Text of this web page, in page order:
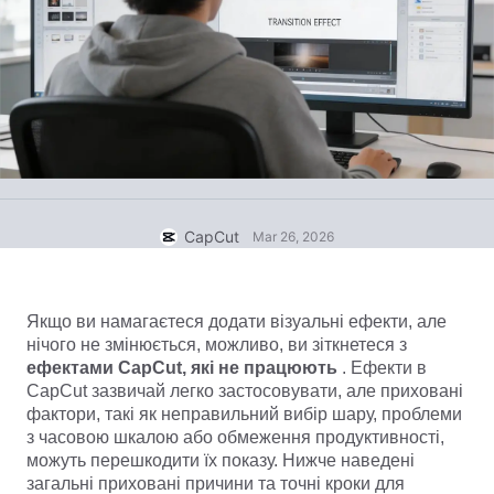
Текст й аудіо
Автоматичні субтитри
Розпізнавання мовлення
Голосове відтворення тексту
Покращення голосу
Зменшення шуму
Зображення
Маркетинг
Стиль життя й влоги
Ресурси
Тренди ринку
Популярний вибір
Тренди й поради щодо шаблонів
Більше
Шаблони для галузей
Центр довіри
Центр довідки
Відкрити CapCut
CapCut Mar 26, 2026
Якщо ви намагаєтеся додати візуальні ефекти, але
ефектами CapCut, які не працюють . Ефекти в
CapCut зазвичай легко застосовувати, але приховані
фактори, такі як неправильний вибір шару, проблеми
з часовою шкалою або обмеження продуктивності,
можуть перешкодити їх показу. Нижче наведені
загальні приховані причини та точні кроки для